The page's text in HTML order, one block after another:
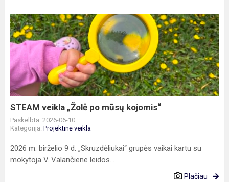
STEAM
veikla
„Žolė
po
mūsų
kojomis“
STEAM veikla „Žolė po mūsų kojomis“
Paskelbta: 2026-06-10
Kategorija: Projektinė veikla
2026 m. birželio 9 d. „Skruzdėliukai“ grupės vaikai kartu su
mokytoja V. Valančiene leidos...
Plačiau